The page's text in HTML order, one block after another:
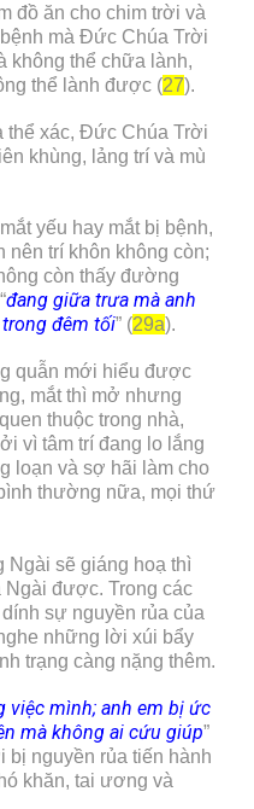
đồ ăn cho chim trời và
mà Đức Chúa Trời
không thể chữa lành,
thể lành được (27).
thể xác, Đức Chúa Trời
khùng, lảng trí và mù
yếu hay mắt bị bệnh,
nên trí khôn không còn;
còn thấy đường
đang giữa trưa mà anh
đêm tối” (29a).
quẫn mới hiểu được
mắt thì mở nhưng
thuộc trong nhà,
vì tâm trí đang lo lắng
loạn và sợ hãi làm cho
thường nữa, mọi thứ
Ngài sẽ giáng hoạ thì
Ngài được. Trong các
sự nguyền rủa của
những lời xúi bẩy
trạng càng nặng thêm.
việc mình; anh em bị ức
mà không ai cứu giúp”
nguyền rủa tiến hành
khăn, tai ương và